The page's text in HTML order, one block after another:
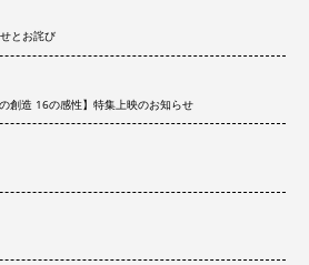
とお詫び
創造 16の感性】特集上映のお知らせ